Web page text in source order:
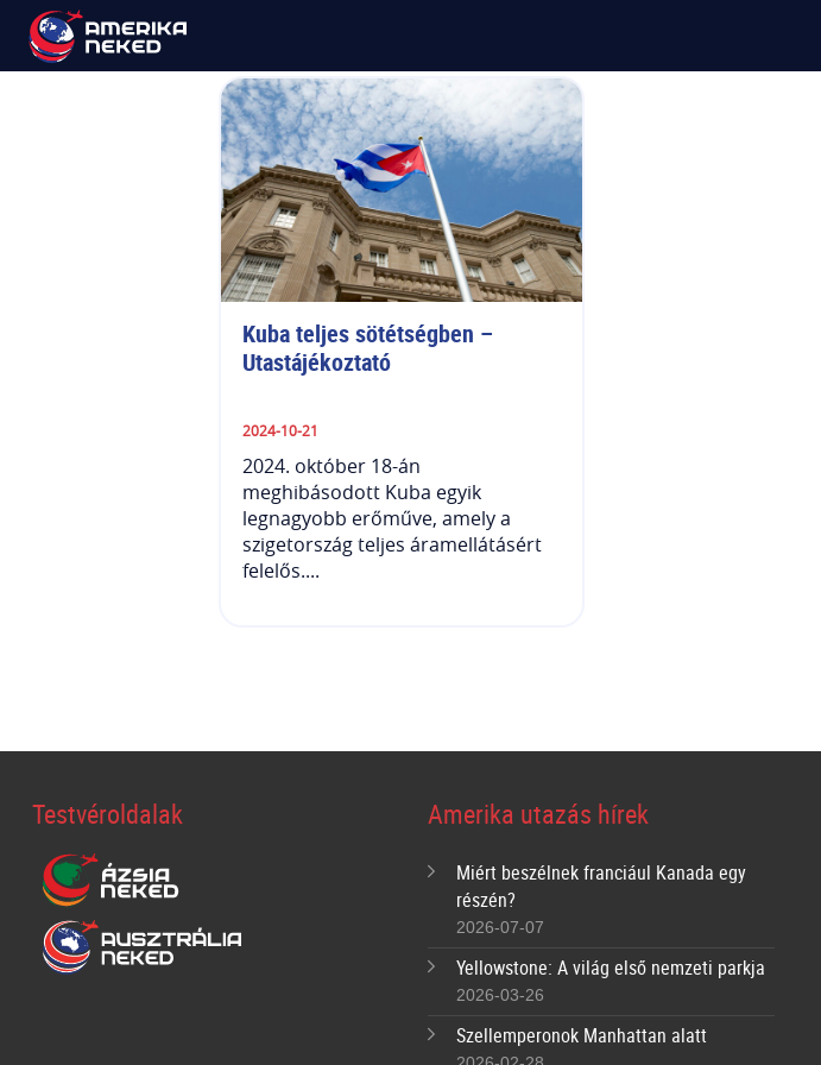
Kuba teljes sötétségben –
Utastájékoztató
2024-10-21
2024. október 18-án
meghibásodott Kuba egyik
legnagyobb erőműve, amely a
szigetország teljes áramellátásért
felelős....
Testvéroldalak Amerika utazás hírek
Miért beszélnek franciául Kanada egy
részén?
2026-07-07
Yellowstone: A világ első nemzeti parkja
2026-03-26
Szellemperonok Manhattan alatt